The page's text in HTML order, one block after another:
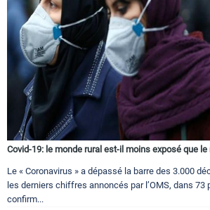
Covid-19: le monde rural est-il moins exposé que le
Le « Coronavirus » a dépassé la barre des 3.000
les derniers chiffres annoncés par l’OMS, dans 73
confirm...